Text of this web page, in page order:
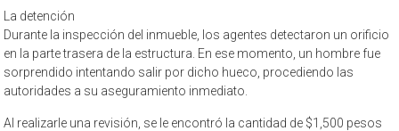
La detención
Durante la inspección del inmueble, los agentes detectaron un orificio
en la parte trasera de la estructura. En ese momento, un hombre fue
sorprendido intentando salir por dicho hueco, procediendo las
autoridades a su aseguramiento inmediato.
Al realizarle una revisión, se le encontró la cantidad de $1,500 pesos